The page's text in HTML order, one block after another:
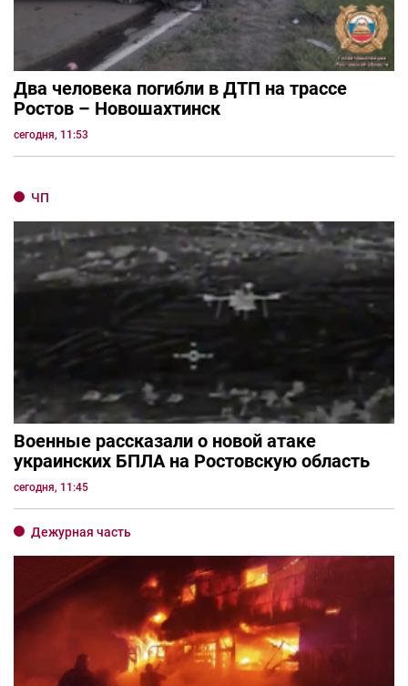
Два человека погибли в ДТП на трассе
Ростов – Новошахтинск
сегодня, 11:53
ЧП
Военные рассказали о новой атаке
украинских БПЛА на Ростовскую область
сегодня, 11:45
Дежурная часть